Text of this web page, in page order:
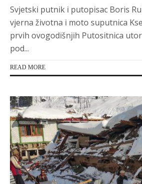
Svjetski putnik i putopisac Boris
vjerna životna i moto suputnica
prvih ovogodišnjih Putositnica
pod...
READ MORE